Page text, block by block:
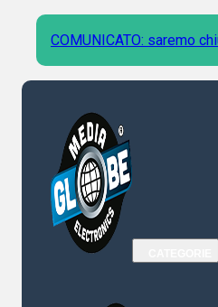
COMUNICATO: saremo